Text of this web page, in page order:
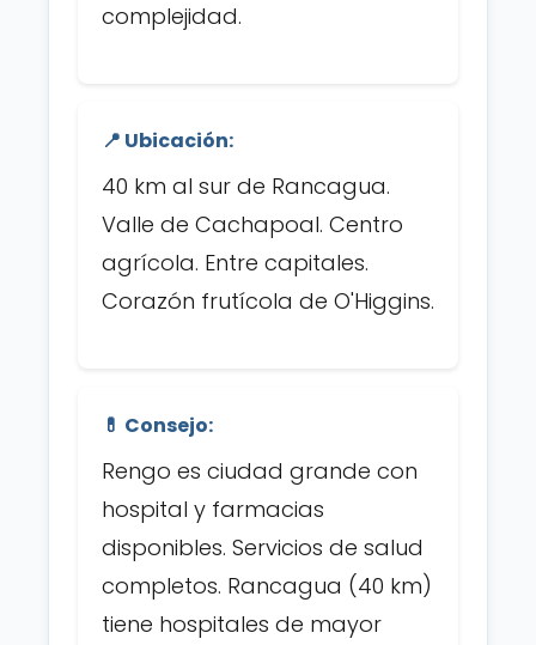
complejidad.
📍 Ubicación:
40 km al sur de Rancagua.
Valle de Cachapoal. Centro
agrícola. Entre capitales.
Corazón frutícola de O'Higgins.
💊 Consejo:
Rengo es ciudad grande con
hospital y farmacias
disponibles. Servicios de salud
completos. Rancagua (40 km)
tiene hospitales de mayor